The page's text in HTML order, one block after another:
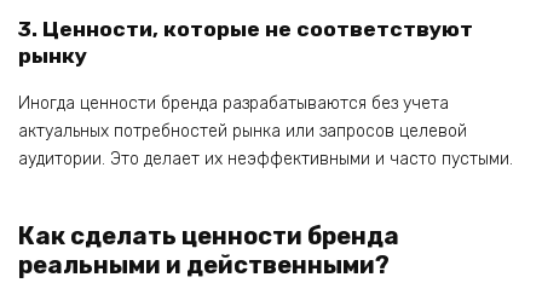
3. Ценности, которые не соответствуют
рынку
Иногда ценности бренда разрабатываются без учета
актуальных потребностей рынка или запросов целевой
аудитории. Это делает их неэффективными и часто пустыми.
Как сделать ценности бренда
реальными и действенными?